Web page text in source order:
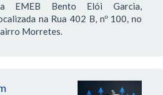
EMEB Bento Elói Garcia,
na Rua 402 B, nº 100, no
Morretes.